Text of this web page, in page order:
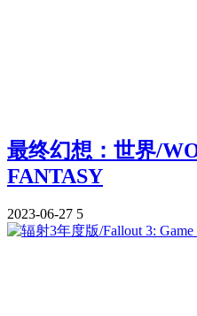
最终幻想：世界/
FANTASY
2023-06-27 5